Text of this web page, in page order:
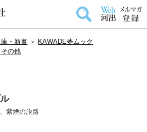
庫・新書 ＞ KAWADE夢ムック
の他
紫煙の旅路